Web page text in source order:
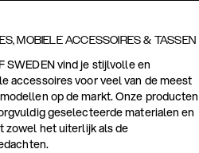
MOBIELE ACCESSOIRES & TASSEN
SWEDEN vind je stijlvolle en
accessoires voor veel van de meest
op de markt. Onze producten
geselecteerde materialen en
zowel het uiterlijk als de